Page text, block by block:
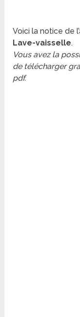
Voici la notice de
Lave-vaisselle.
Vous avez la
de télécharger
pdf.